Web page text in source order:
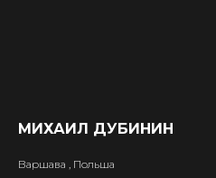
МИХАИЛ ДУБИНИН
Варшава , Польша